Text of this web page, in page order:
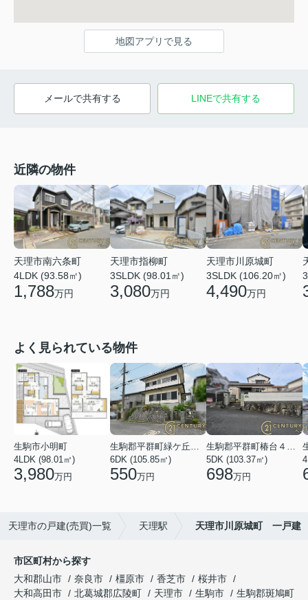
地図アプリで見る
メールで共有する LINEで共有する
近隣の物件
天理市南六条町
4LDK (93.58㎡)
1,788万円
天理市指柳町
3SLDK (98.01㎡)
3,080万円
天理市川原城町
3SLDK (106.20㎡)
4,490万円
よく見られている物件
生駒市小明町
4LDK (98.01㎡)
3,980万円
生駒郡平群町緑ケ丘５丁目
6DK (105.85㎡)
550万円
生駒郡平群町椿台４丁目
5DK (103.37㎡)
698万円
天理市の戸建(売買)一覧 天理駅 天理市川原城町 一戸建
市区町村から探す
大和郡山市
奈良市 橿原市 香芝市
桜井市
大和高田市
北葛城郡広陵町 天理市 生駒市
生駒郡斑鳩町